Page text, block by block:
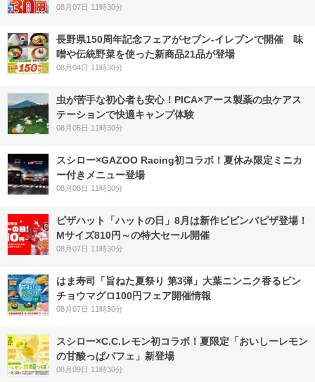
08月07日 11時30分
長野県150周年記念フェアがセブン-イレブンで開催 味
噌や伝統野菜を使った新商品21品が登場
08月04日 11時30分
虫が苦手な初心者も安心！PICA×アース製薬の虫ケアス
テーションで快適キャンプ体験
08月05日 11時30分
スシロー×GAZOO Racing初コラボ！夏休み限定ミニカ
ー付きメニュー登場
08月08日 11時30分
ピザハット「ハットの日」8月は新作ビビンバピザ登場！
Mサイズ810円～の特大セール開催
08月07日 11時30分
はま寿司「旨ねた夏祭り 第3弾」大葉ニンニク香るビン
チョウマグロ100円フェア開催情報
08月07日 11時30分
スシロー×C.C.レモン初コラボ！夏限定「おいしーレモン
の甘酸っぱパフェ」新登場
08月09日 11時30分